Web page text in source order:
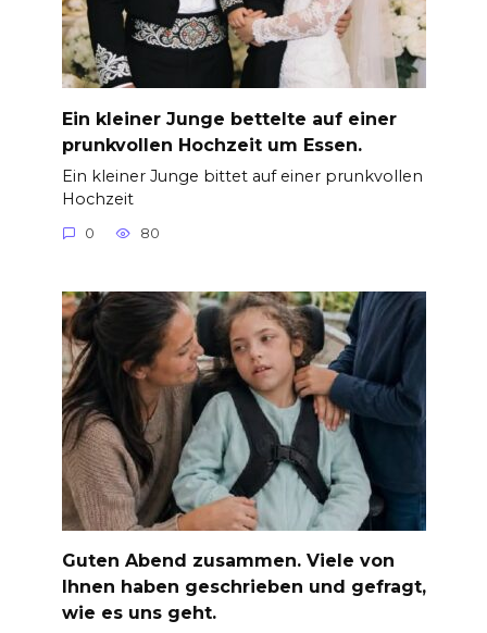
Ein kleiner Junge bettelte auf einer
prunkvollen Hochzeit um Essen.
Ein kleiner Junge bittet auf einer prunkvollen
Hochzeit
0 80
Guten Abend zusammen. Viele von
Ihnen haben geschrieben und gefragt,
wie es uns geht.